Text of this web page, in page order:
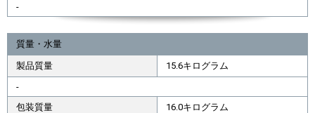
-
質量・水量
製品質量
15.6キログラム
-
包装質量
16.0キログラム